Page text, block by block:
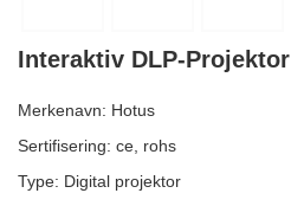
Interaktiv DLP-Projektor
Merkenavn: Hotus
Sertifisering: ce, rohs
Type: Digital projektor